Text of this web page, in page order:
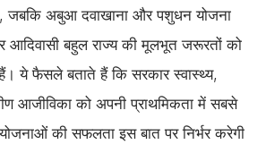
जबकि अबुआ दवाखाना और पशुधन योजना
बहुल राज्य की मूलभूत जरूरतों को
ये फैसले बताते हैं कि सरकार स्वास्थ्य,
आजीविका को अपनी प्राथमिकता में सबसे
की सफलता इस बात पर निर्भर करेगी